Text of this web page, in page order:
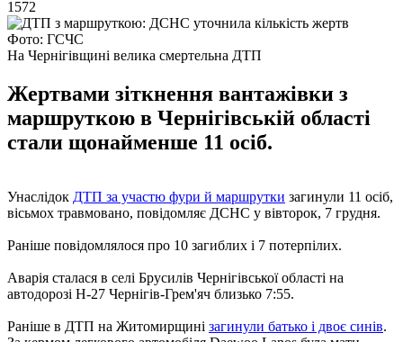
1572
Фото: ГСЧС
На Чернігівщині велика смертельна ДТП
Жертвами зіткнення вантажівки з
маршруткою в Чернігівській області
стали щонайменше 11 осіб.
Унаслідок ДТП за участю фури й маршрутки загинули 11 осіб,
вісьмох травмовано, повідомляє ДСНС у вівторок, 7 грудня.
Раніше повідомлялося про 10 загиблих і 7 потерпілих.
Аварія сталася в селі Брусилів Чернігівської області на
автодорозі Н-27 Чернігів-Грем'яч близько 7:55.
Раніше в ДТП на Житомирщині загинули батько і двоє синів.